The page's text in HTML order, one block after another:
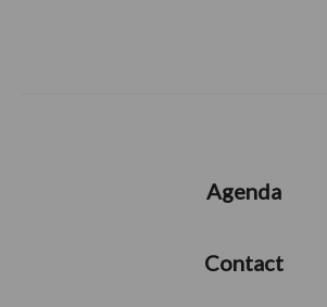
Agenda
Contact